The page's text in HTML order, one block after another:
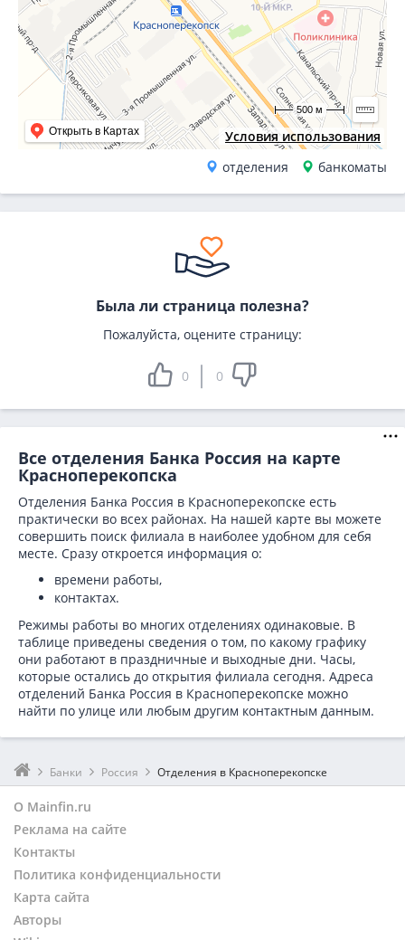
Условия использования
Открыть в Картах
500 м
отделения банкоматы
Была ли страница полезна?
Пожалуйста, оцените страницу:
0 0
Все отделения Банка Россия на карте
Красноперекопска
Отделения Банка Россия в Красноперекопске есть
практически во всех районах. На нашей карте вы можете
совершить поиск филиала в наиболее удобном для себя
месте. Сразу откроется информация о:
времени работы,
контактах.
Режимы работы во многих отделениях одинаковые. В
таблице приведены сведения о том, по какому графику
они работают в праздничные и выходные дни. Часы,
которые остались до открытия филиала сегодня. Адреса
отделений Банка Россия в Красноперекопске можно
найти по улице или любым другим контактным данным.
Банки Россия Отделения в Красноперекопске
О Mainfin.ru
Реклама на сайте
Контакты
Политика конфиденциальности
Карта сайта
Авторы